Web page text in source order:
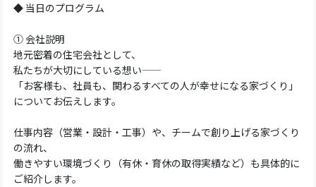
◆ 当日のプログラム
① 会社説明
地元密着の住宅会社として、
私たちが大切にしている想い――
「お客様も、社員も、関わるすべての人が幸せになる家づくり」
についてお伝えします。
仕事内容（営業・設計・工事）や、チームで創り上げる家づくり
の流れ、
働きやすい環境づくり（有休・育休の取得実績など）も具体的に
ご紹介します。